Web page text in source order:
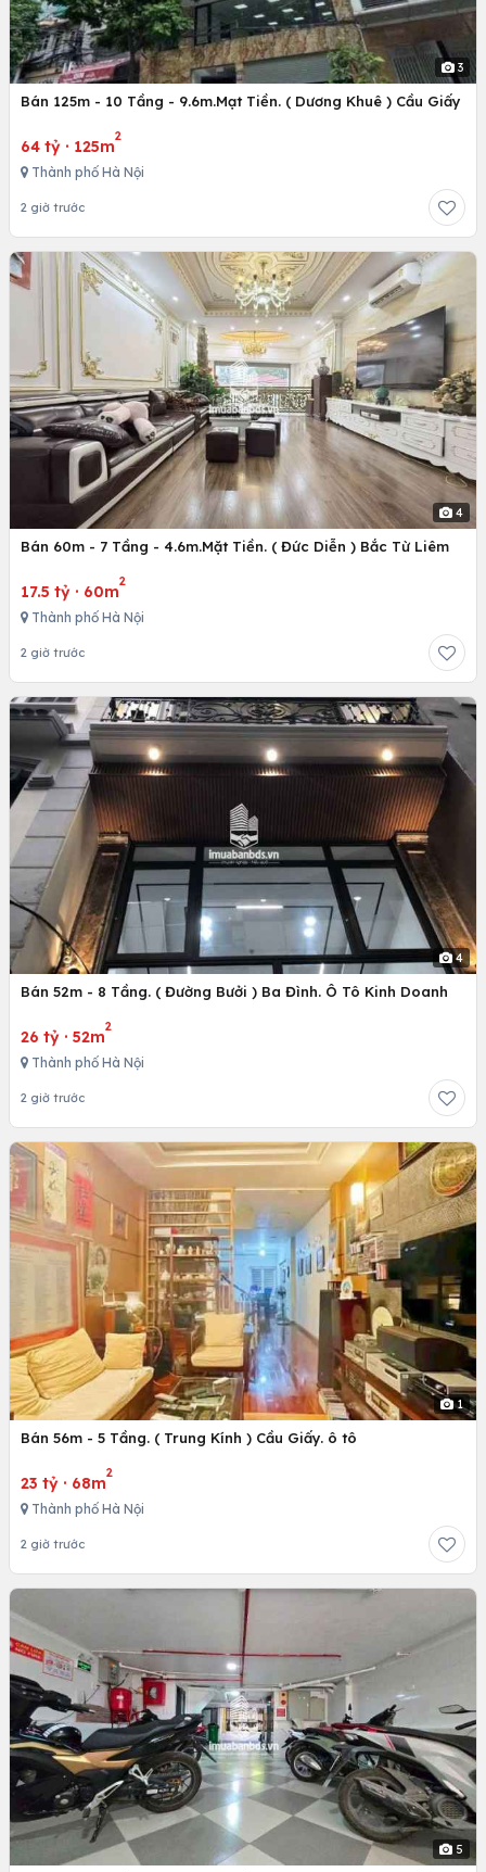
3
Bán 125m - 10 Tầng - 9.6m.Mạt Tiền. ( Dương Khuê ) Cầu Giấy
64 tỷ · 125m
2
Thành phố Hà Nội
2 giờ trước
4
Bán 60m - 7 Tầng - 4.6m.Mặt Tiền. ( Đức Diễn ) Bắc Từ Liêm
17.5 tỷ · 60m
2
Thành phố Hà Nội
2 giờ trước
4
Bán 52m - 8 Tầng. ( Đường Bưởi ) Ba Đình. Ô Tô Kinh Doanh
26 tỷ · 52m
2
Thành phố Hà Nội
2 giờ trước
1
Bán 56m - 5 Tầng. ( Trung Kính ) Cầu Giấy. ô tô
23 tỷ · 68m
2
Thành phố Hà Nội
2 giờ trước
5